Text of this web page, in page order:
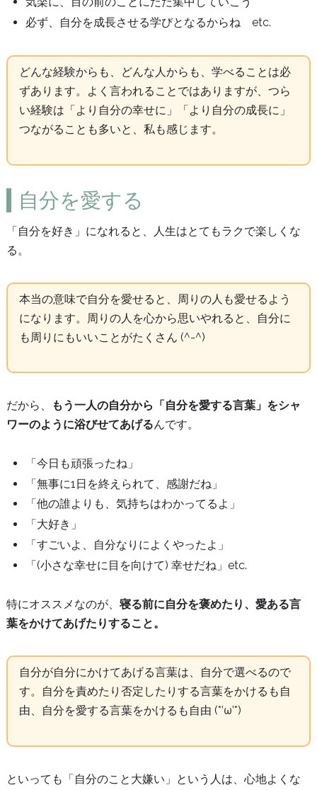
必ず、自分を成長させる学びとなるからね etc.
どんな経験からも、どんな人からも、学べることは必
ずあります。よく言われることではありますが、つら
い経験は「より自分の幸せに」「より自分の成長に」
つながることも多いと、私も感じます。
自分を愛する
「自分を好き」になれると、人生はとてもラクで楽しくな
る。
本当の意味で自分を愛せると、周りの人も愛せるよう
になります。周りの人を心から思いやれると、自分に
も周りにもいいことがたくさん (^-^)
だから、
もう一人の自分から「自分を愛する言葉」をシャ
ワーのように浴びせてあげるんです。
「今日も頑張ったね」
「無事に1日を終えられて、感謝だね」
「他の誰よりも、気持ちはわかってるよ」
「大好き」
「すごいよ、自分なりによくやったよ」
「(小さな幸せに目を向けて) 幸せだね」etc.
特にオススメなのが、 寝る前に自分を褒めたり、愛ある言
葉をかけてあげたりすること。
自分が自分にかけてあげる言葉は、自分で選べるので
す。自分を責めたり否定したりする言葉をかけるも自
由、自分を愛する言葉をかけるも自由 (*’ω’*)
といっても「自分のこと大嫌い」という人は、心地よくな